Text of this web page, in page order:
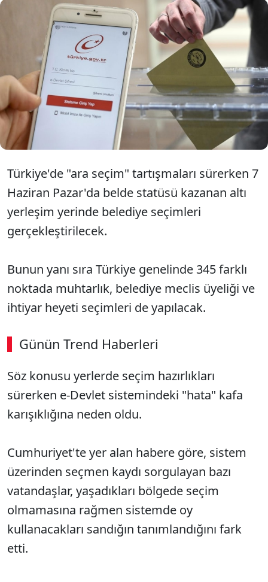
7 Haziran'da altı bölgede yapılacak yerel
seçimler öncesi, bazı vatandaşların kendi
bölgesinde seçim olmamasına rağmen e-
Devlet sisteminde "oy kullanacağı" sandık
bilgisinin yer aldığı iddia edildi.
Türkiye'de "ara seçim" tartışmaları sürerken 7
Haziran Pazar'da belde statüsü kazanan altı
yerleşim yerinde belediye seçimleri
gerçekleştirilecek.
Bunun yanı sıra Türkiye genelinde 345 farklı
noktada muhtarlık, belediye meclis üyeliği ve
ihtiyar heyeti seçimleri de yapılacak.
Günün Trend Haberleri
00:02 / 09:08
Söz konusu yerlerde seçim hazırlıkları
sürerken e-Devlet sistemindeki "hata" kafa
karışıklığına neden oldu.
Cumhuriyet'te yer alan habere göre, sistem
üzerinden seçmen kaydı sorgulayan bazı
vatandaşlar, yaşadıkları bölgede seçim
olmamasına rağmen sistemde oy
kullanacakları sandığın tanımlandığını fark
etti.